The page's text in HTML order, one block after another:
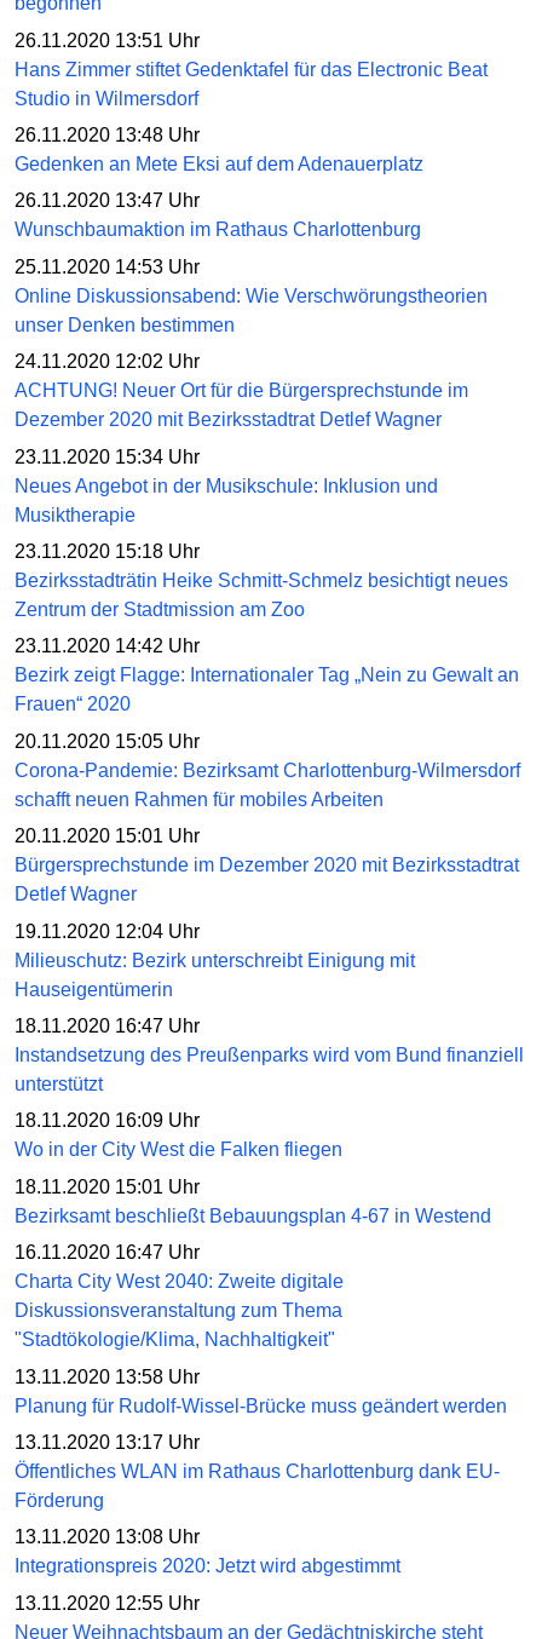
26.11.2020 13:51 Uhr
Hans Zimmer stiftet Gedenktafel für das Electronic Beat
Studio in Wilmersdorf
26.11.2020 13:48 Uhr
Gedenken an Mete Eksi auf dem Adenauerplatz
26.11.2020 13:47 Uhr
Wunschbaumaktion im Rathaus Charlottenburg
25.11.2020 14:53 Uhr
Online Diskussionsabend: Wie Verschwörungstheorien
unser Denken bestimmen
24.11.2020 12:02 Uhr
ACHTUNG! Neuer Ort für die Bürgersprechstunde im
Dezember 2020 mit Bezirksstadtrat Detlef Wagner
23.11.2020 15:34 Uhr
Neues Angebot in der Musikschule: Inklusion und
Musiktherapie
23.11.2020 15:18 Uhr
Bezirksstadträtin Heike Schmitt-Schmelz besichtigt neues
Zentrum der Stadtmission am Zoo
23.11.2020 14:42 Uhr
Bezirk zeigt Flagge: Internationaler Tag „Nein zu Gewalt an
Frauen“ 2020
20.11.2020 15:05 Uhr
Corona-Pandemie: Bezirksamt Charlottenburg-Wilmersdorf
schafft neuen Rahmen für mobiles Arbeiten
20.11.2020 15:01 Uhr
Bürgersprechstunde im Dezember 2020 mit Bezirksstadtrat
Detlef Wagner
19.11.2020 12:04 Uhr
Milieuschutz: Bezirk unterschreibt Einigung mit
Hauseigentümerin
18.11.2020 16:47 Uhr
Instandsetzung des Preußenparks wird vom Bund finanziell
unterstützt
18.11.2020 16:09 Uhr
Wo in der City West die Falken fliegen
18.11.2020 15:01 Uhr
Bezirksamt beschließt Bebauungsplan 4-67 in Westend
16.11.2020 16:47 Uhr
Charta City West 2040: Zweite digitale
Diskussionsveranstaltung zum Thema
"Stadtökologie/Klima, Nachhaltigkeit"
13.11.2020 13:58 Uhr
Planung für Rudolf-Wissel-Brücke muss geändert werden
13.11.2020 13:17 Uhr
Öffentliches WLAN im Rathaus Charlottenburg dank EU-
Förderung
13.11.2020 13:08 Uhr
Integrationspreis 2020: Jetzt wird abgestimmt
13.11.2020 12:55 Uhr
Neuer Weihnachtsbaum an der Gedächtniskirche steht